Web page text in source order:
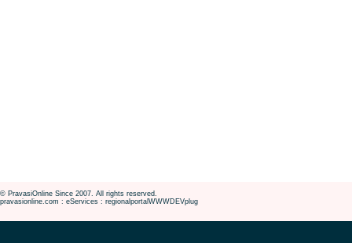
© PravasiOnline Since 2007. All rights reserved.
pravasionline.com : eServices : regionalportalWWWDEVplug